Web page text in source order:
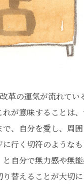
革の運気が流れて
が意味することは
、自分を愛し、周
行く切符のような
自分で無力感や無
替えることが大切